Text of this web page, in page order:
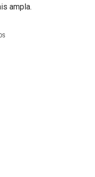
ampla.